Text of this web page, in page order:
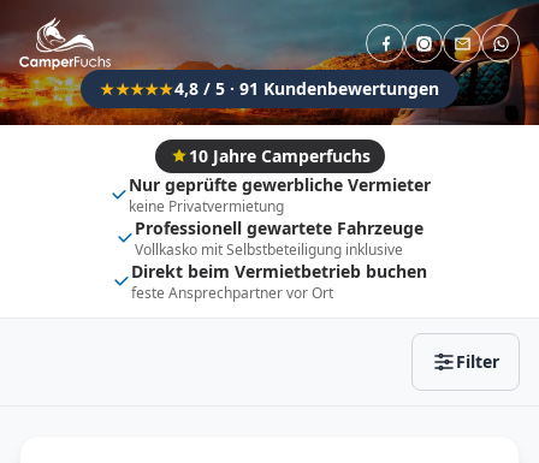
★★★★★4,8 / 5 · 91 Kundenbewertungen
10 Jahre Camperfuchs
Nur geprüfte gewerbliche Vermieter
keine Privatvermietung
Professionell gewartete Fahrzeuge
Vollkasko mit Selbstbeteiligung inklusive
Direkt beim Vermietbetrieb buchen
feste Ansprechpartner vor Ort
Filter
Flexibel (±3 Tage) Anhängerkupplung
Fahrzeugtyp
Vollintegriert Kastenwagen
Alkoven Teil-Integriert
Wohnwagen